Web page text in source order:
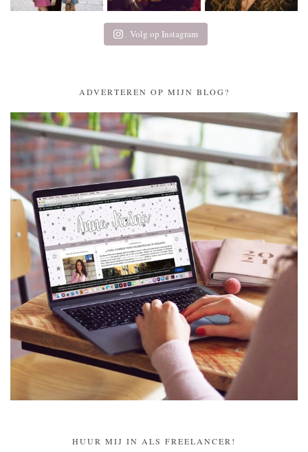
Volg op Instagram
ADVERTEREN OP MIJN BLOG?
HUUR MIJ IN ALS FREELANCER!